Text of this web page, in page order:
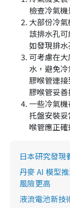
檢查冷氣
大部份冷
該排水孔
如發現排
可考慮在
水，避免
膠喉管連
膠喉管妥善
一些冷氣
托盤安裝
喉管應正
日本研究發現
丹麥 AI 模型
風險更高
液流電池新技